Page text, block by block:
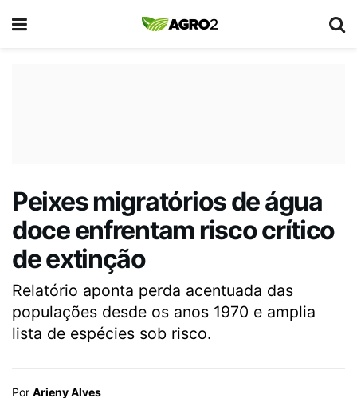
Peixes migratórios de água
doce enfrentam risco crítico
de extinção
Relatório aponta perda acentuada das
populações desde os anos 1970 e amplia
lista de espécies sob risco.
Por Arieny Alves